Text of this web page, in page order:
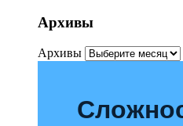
Архивы
Архивы